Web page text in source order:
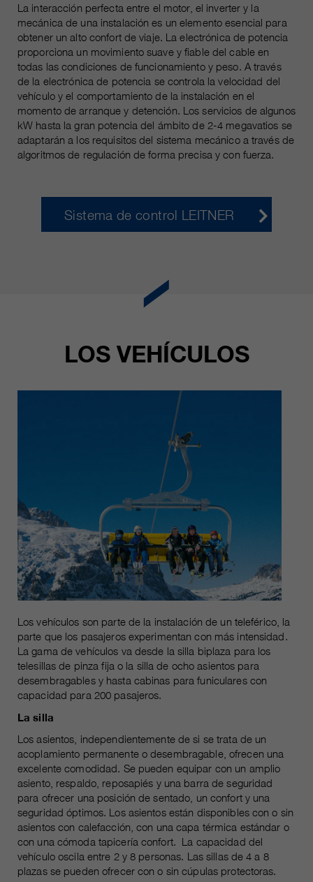
La interacción perfecta entre el motor, el inverter y la
mecánica de una instalación es un elemento esencial para
obtener un alto confort de viaje. La electrónica de potencia
proporciona un movimiento suave y fiable del cable en
todas las condiciones de funcionamiento y peso. A través
de la electrónica de potencia se controla la velocidad del
vehículo y el comportamiento de la instalación en el
momento de arranque y detención. Los servicios de algunos
kW hasta la gran potencia del ámbito de 2-4 megavatios se
adaptarán a los requisitos del sistema mecánico a través de
algoritmos de regulación de forma precisa y con fuerza.
Sistema de control LEITNER
LOS VEHÍCULOS
Los vehículos son parte de la instalación de un teleférico, la
parte que los pasajeros experimentan con más intensidad.
La gama de vehículos va desde la silla biplaza para los
telesillas de pinza fija o la silla de ocho asientos para
desembragables y hasta cabinas para funiculares con
capacidad para 200 pasajeros.
La silla
Los asientos, independientemente de si se trata de un
acoplamiento permanente o desembragable, ofrecen una
excelente comodidad. Se pueden equipar con un amplio
asiento, respaldo, reposapiés y una barra de seguridad
para ofrecer una posición de sentado, un confort y una
seguridad óptimos. Los asientos están disponibles con o sin
asientos con calefacción, con una capa térmica estándar o
con una cómoda tapicería confort. La capacidad del
vehículo oscila entre 2 y 8 personas. Las sillas de 4 a 8
plazas se pueden ofrecer con o sin cúpulas protectoras.